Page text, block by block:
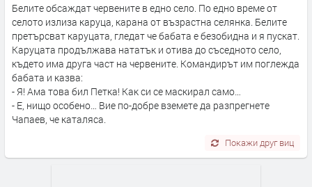
Белите обсаждат червените в едно село. По едно време от
селото излиза каруца, карана от възрастна селянка. Белите
претърсват каруцата, гледат че бабата е безобидна и я пускат.
Каруцата продължава нататък и отива до съседното село,
където има друга част на червените. Командирът им поглежда
бабата и казва:
- Я! Ама това бил Петка! Как си се маскирал само…
- Е, нищо особено… Вие по-добре вземете да разпрегнете
Чапаев, че каталяса.
Покажи друг виц